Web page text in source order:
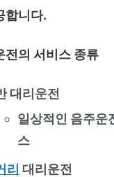
합니다.
전의 서비스 종류
대리운전
일상적인 음주운
스
리 대리운전